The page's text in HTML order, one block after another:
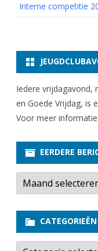
Interne competitie
Iedere vrijdagavond,
en Goede Vrijdag, is
Voor meer
EERDERE
E
r
e
e
b
CATEGORIEËN
C